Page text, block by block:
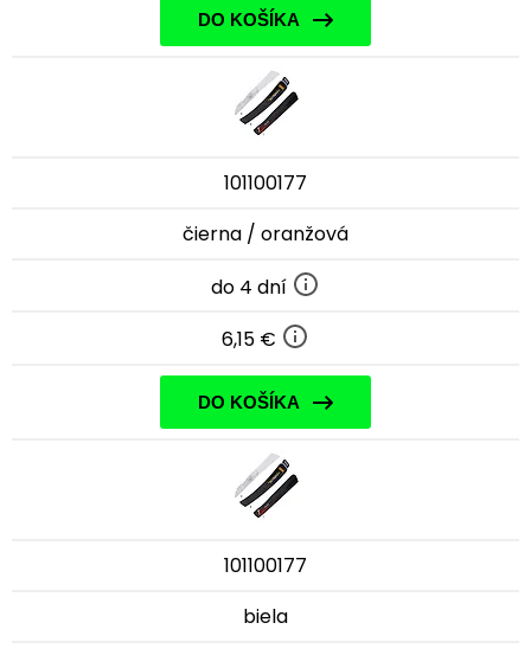
DO KOŠÍKA
101100177
čierna / oranžová
do 4 dní
6,15 €
DO KOŠÍKA
101100177
biela